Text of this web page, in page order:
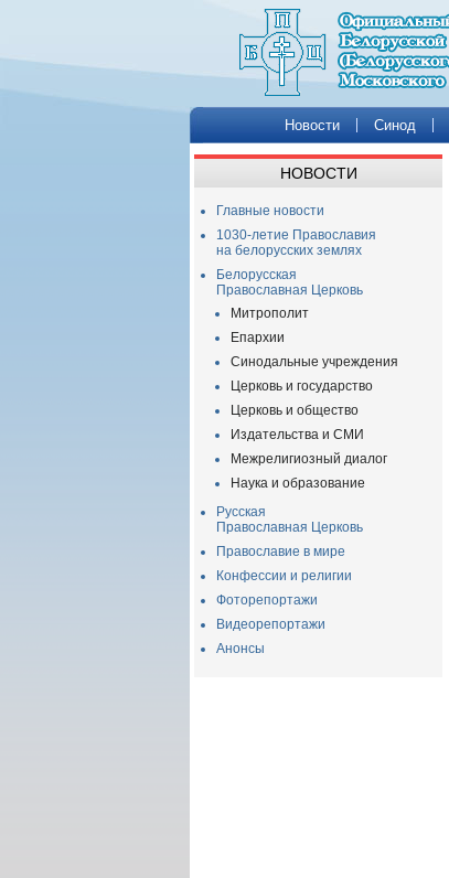
Новости Синод
НОВОСТИ
Главные новости
1030-летие Православия
на белорусских землях
Белорусская
Православная Церковь
Митрополит
Епархии
Синодальные учреждения
Церковь и государство
Церковь и общество
Издательства и СМИ
Межрелигиозный диалог
Наука и образование
Русская
Православная Церковь
Православие в мире
Конфессии и религии
Фоторепортажи
Видеорепортажи
Анонсы